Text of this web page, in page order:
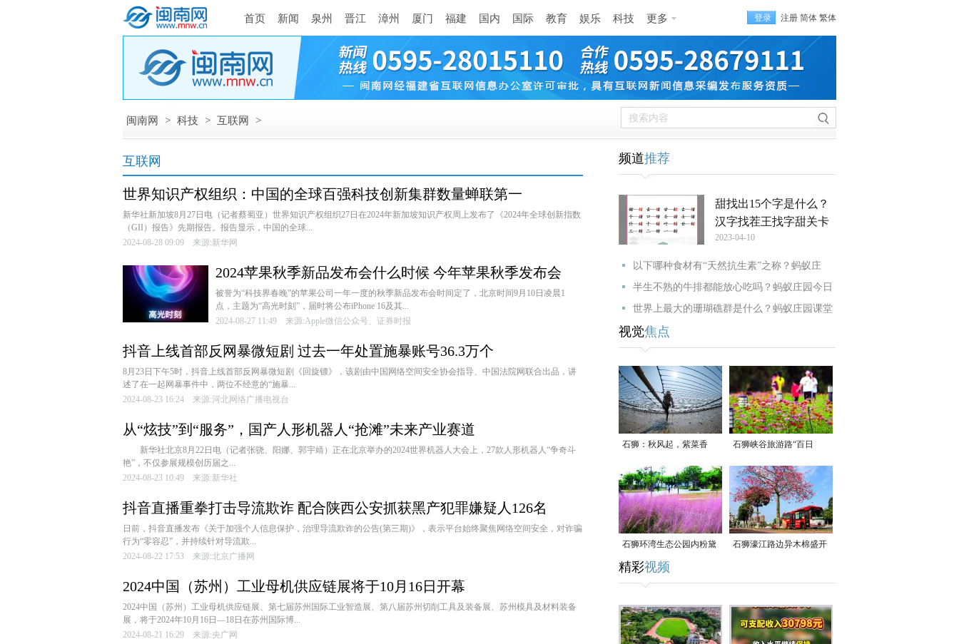
首页 新闻 泉州 晋江 漳州 厦门 福建 国内 国际 教育 娱乐 科技 更多 登录 注册 简体 繁体
闽南网 > 科技 > 互联网 >
互联网
世界知识产权组织：中国的全球百强科技创新集群数量蝉联第一
新华社新加坡8月27日电（记者蔡蜀亚）世界知识产权组织27日在2024年新加坡知识产权周上发布了《2024年全球创新指数
（GII）报告》先期报告。报告显示，中国的全球...
2024-08-28 09:09 来源:新华网
2024苹果秋季新品发布会什么时候 今年苹果秋季发布会
直播时间
被誉为“科技界春晚”的苹果公司一年一度的秋季新品发布会时间定了，北京时间9月10日凌晨1
点，主题为“高光时刻”，届时将公布iPhone 16及其...
2024-08-27 11:49 来源:Apple微信公众号、证券时报
抖音上线首部反网暴微短剧 过去一年处置施暴账号36.3万个
8月23日下午5时，抖音上线首部反网暴微短剧《回旋镖》，该剧由中国网络空间安全协会指导、中国法院网联合出品，讲
述了在一起网暴事件中，两位不经意的“施暴...
2024-08-23 16:24 来源:河北网络广播电视台
从“炫技”到“服务”，国产人形机器人“抢滩”未来产业赛道
新华社北京8月22日电（记者张骁、阳娜、郭宇靖）正在北京举办的2024世界机器人大会上，27款人形机器人“争奇斗
艳”，不仅参展规模创历届之...
2024-08-23 10:49 来源:新华社
抖音直播重拳打击导流欺诈 配合陕西公安抓获黑产犯罪嫌疑人126名
日前，抖音直播发布《关于加强个人信息保护，治理导流欺诈的公告(第三期)》，表示平台始终聚焦网络空间安全，对诈骗
行为“零容忍”，并持续针对导流欺...
2024-08-22 17:53 来源:北京广播网
2024中国（苏州）工业母机供应链展将于10月16日开幕
2024中国（苏州）工业母机供应链展、第七届苏州国际工业智造展、第八届苏州切削工具及装备展、苏州模具及材料装备
展，将于2024年10月16日—18日在苏州国际博...
2024-08-21 16:29 来源:央广网
频道推荐
甜找出15个字是什么？
汉字找茬王找字甜关卡
2023-04-10
以下哪种食材有“天然抗生素”之称？蚂蚁庄
半生不熟的牛排都能放心吃吗？蚂蚁庄园今日
世界上最大的珊瑚礁群是什么？蚂蚁庄园课堂
视觉焦点
石狮：秋风起，紫菜香 石狮峡谷旅游路“百日
草”争相斗艳
石狮环湾生态公园内粉黛
乱子草盛放
石狮濠江路边异木棉盛开
精彩视频